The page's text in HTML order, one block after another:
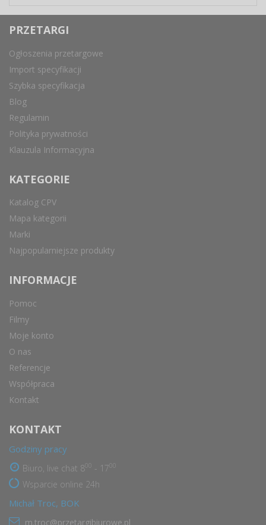
PRZETARGI
Ogłoszenia przetargowe
Import specyfikacji
Szybka specyfikacja
Blog
Regulamin
Polityka prywatności
Klauzula Informacyjna
KATEGORIE
Katalog CPV
Mapa kategorii
Marki
Najpopularniejsze produkty
INFORMACJE
Pomoc
Filmy
Moje konto
O nas
Referencje
Współpraca
Kontakt
KONTAKT
Godziny pracy
Biuro, live chat 8 - 17
Wsparcie online 24h
Michał Troc, BOK
m.troc@przetargibiurowe.pl